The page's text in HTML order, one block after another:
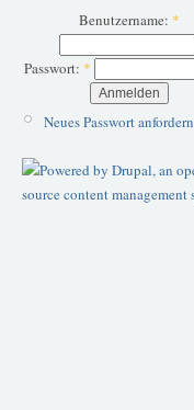
Benutzername: *
Passwort: *
Neues Passwort anfordern